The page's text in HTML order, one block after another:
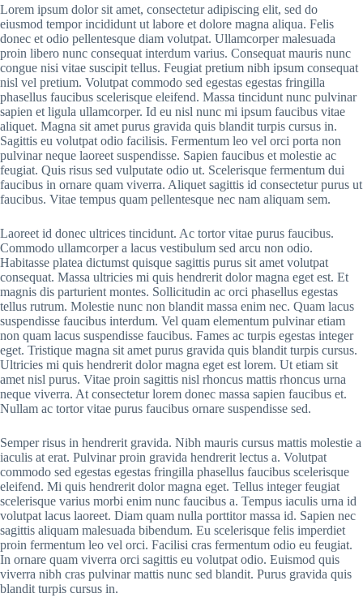
Lorem ipsum dolor sit amet, consectetur adipiscing elit, sed do
eiusmod tempor incididunt ut labore et dolore magna aliqua. Felis
donec et odio pellentesque diam volutpat. Ullamcorper malesuada
proin libero nunc consequat interdum varius. Consequat mauris nunc
congue nisi vitae suscipit tellus. Feugiat pretium nibh ipsum consequat
nisl vel pretium. Volutpat commodo sed egestas egestas fringilla
phasellus faucibus scelerisque eleifend. Massa tincidunt nunc pulvinar
sapien et ligula ullamcorper. Id eu nisl nunc mi ipsum faucibus vitae
aliquet. Magna sit amet purus gravida quis blandit turpis cursus in.
Sagittis eu volutpat odio facilisis. Fermentum leo vel orci porta non
pulvinar neque laoreet suspendisse. Sapien faucibus et molestie ac
feugiat. Quis risus sed vulputate odio ut. Scelerisque fermentum dui
faucibus in ornare quam viverra. Aliquet sagittis id consectetur purus ut
faucibus. Vitae tempus quam pellentesque nec nam aliquam sem.
Laoreet id donec ultrices tincidunt. Ac tortor vitae purus faucibus.
Commodo ullamcorper a lacus vestibulum sed arcu non odio.
Habitasse platea dictumst quisque sagittis purus sit amet volutpat
consequat. Massa ultricies mi quis hendrerit dolor magna eget est. Et
magnis dis parturient montes. Sollicitudin ac orci phasellus egestas
tellus rutrum. Molestie nunc non blandit massa enim nec. Quam lacus
suspendisse faucibus interdum. Vel quam elementum pulvinar etiam
non quam lacus suspendisse faucibus. Fames ac turpis egestas integer
eget. Tristique magna sit amet purus gravida quis blandit turpis cursus.
Ultricies mi quis hendrerit dolor magna eget est lorem. Ut etiam sit
amet nisl purus. Vitae proin sagittis nisl rhoncus mattis rhoncus urna
neque viverra. At consectetur lorem donec massa sapien faucibus et.
Nullam ac tortor vitae purus faucibus ornare suspendisse sed.
Semper risus in hendrerit gravida. Nibh mauris cursus mattis molestie a
iaculis at erat. Pulvinar proin gravida hendrerit lectus a. Volutpat
commodo sed egestas egestas fringilla phasellus faucibus scelerisque
eleifend. Mi quis hendrerit dolor magna eget. Tellus integer feugiat
scelerisque varius morbi enim nunc faucibus a. Tempus iaculis urna id
volutpat lacus laoreet. Diam quam nulla porttitor massa id. Sapien nec
sagittis aliquam malesuada bibendum. Eu scelerisque felis imperdiet
proin fermentum leo vel orci. Facilisi cras fermentum odio eu feugiat.
In ornare quam viverra orci sagittis eu volutpat odio. Euismod quis
viverra nibh cras pulvinar mattis nunc sed blandit. Purus gravida quis
blandit turpis cursus in.